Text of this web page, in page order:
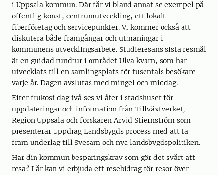
i Uppsala kommun. Där får vi bland annat se exempel på
offentlig konst, centrumutveckling, ett lokalt
fiberföretag och servicepunkter. Vi kommer också att
diskutera både framgångar och utmaningar i
kommunens utvecklingsarbete. Studieresans sista resmål
är en guidad rundtur i området Ulva kvarn, som har
utvecklats till en samlingsplats för tusentals besökare
varje år. Dagen avslutas med mingel och middag.
Efter frukost dag två ses vi åter i stadshuset för
uppdateringar och information från Tillväxtverket,
Region Uppsala och forskaren Arvid Stiernström som
presenterar Uppdrag Landsbygds process med att ta
fram underlag till Svesam och nya landsbygdspolitiken.
Har din kommun besparingskrav som gör det svårt att
resa? I år kan vi erbjuda ett resebidrag för resor över